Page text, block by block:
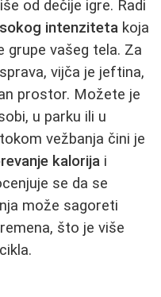
od dečije igre. Radi
intenziteta koja
grupe vašeg tela. Za
vijča je jeftina,
prostor. Možete je
u parku ili u
vežbanja čini je
kalorija i
se da se
može sagoreti
što je više